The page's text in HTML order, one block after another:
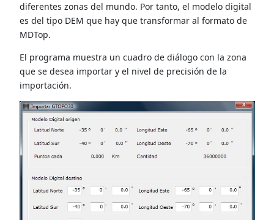
diferentes zonas del mundo. Por tanto, el modelo digital
es del tipo DEM que hay que transformar al formato de
MDTop.
El programa muestra un cuadro de diálogo con la zona
que se desea importar y el nivel de precisión de la
importación.